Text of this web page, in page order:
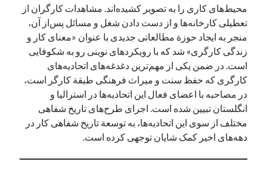
محیط‌های کاری را به تصویر کشیده‌اند. مشاهدات کارگران از
تعطیلی کارخانه‌ها و از دست دادن شغل و مسائل پس‌از آن،
منجر به ایجاد حوزة مطالعاتی جدیدی با عنوان «معنای کار و
زندگی کارگری» شد که با رویکردهای نوینی رو به شکوفایی
است. در ضمن یکی از مهم‌ترین دغدغه‌های اتحادیه‌های
کارگری که حفظ سنت و میراث فرهنگی طبقة کارگر است،
در مصاحبه با اعضای فعال این اتحادیه‌ها در استرالیا و
انگلستان تبیین شده است. اجرای طرح‌های تاریخ شفاهی
مختلف از سوی این اتحادیه‌ها، به توسعة تاریخ شفاهی کار در
دهه‌های اخیر کمک شایان توجهی کرده است.